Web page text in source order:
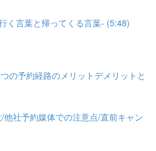
く言葉と帰ってくる言葉- (5:48)
の予約経路のメリットデメリットと
他社予約媒体での注意点/直前キャン